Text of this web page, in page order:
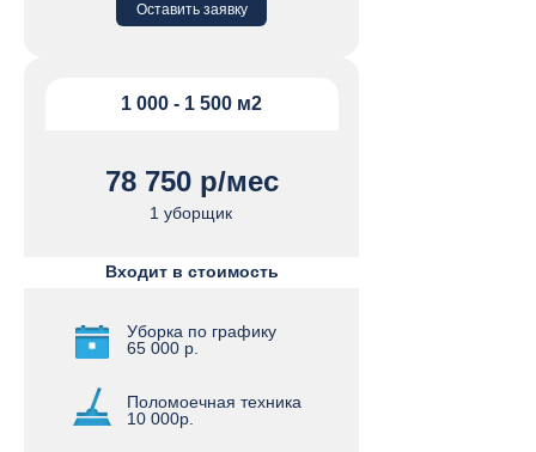
Оставить заявку
Уборка с размещением персонала на
1 000 - 1 500 м2
78 750 р/мес
Входит в стоимость
Уборка по графику
65 000 р.
Поломоечная техника
10 000р.
1 уборщик